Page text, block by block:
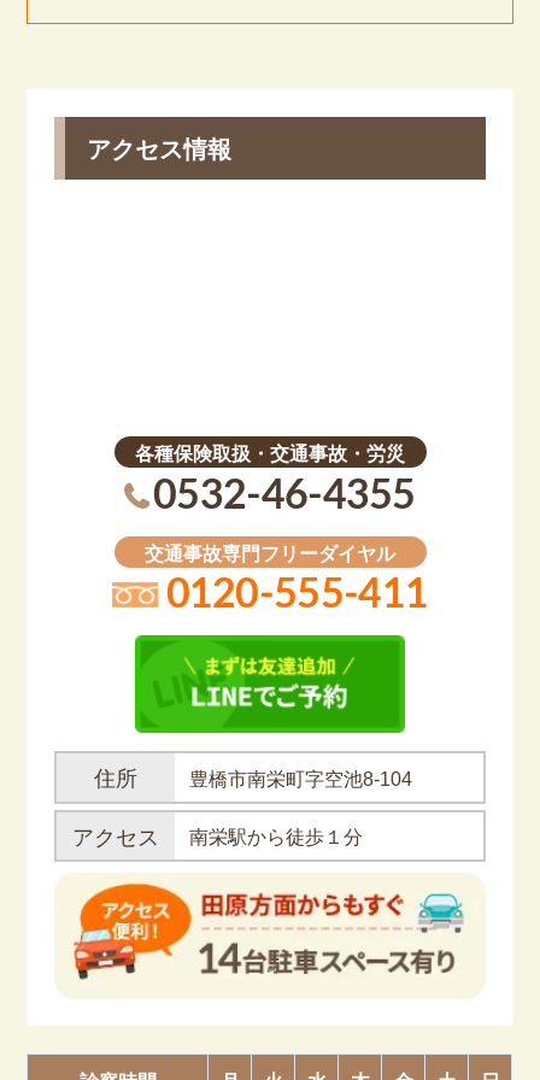
アクセス情報
各種保険取扱・交通事故・労災
0532-46-4355
交通事故専門フリーダイヤル
0120-555-411
住所 豊橋市南栄町字空池8-104
アクセス 南栄駅から徒歩１分